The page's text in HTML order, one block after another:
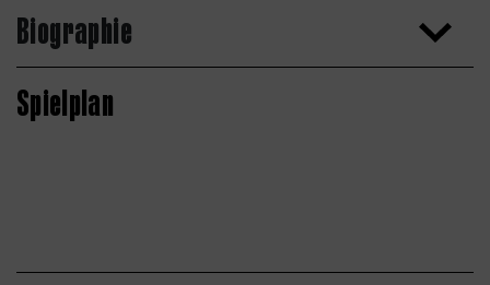
Biographie
Spielplan